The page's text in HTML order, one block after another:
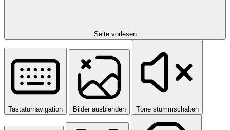
Seite vorlesen
Tastaturnavigation Bilder ausblenden Töne stummschalten